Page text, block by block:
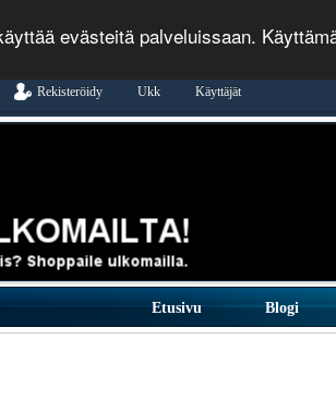
evästeitä palveluissaan.
Rekisteröidy Ukk Käyttäjät
Etusivu Blogi